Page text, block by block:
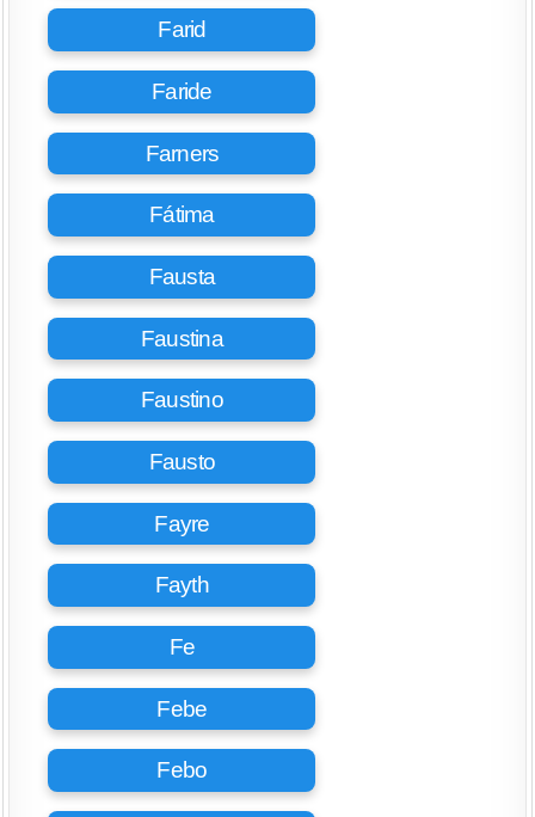
Farid
Faride
Farners
Fátima
Fausta
Faustina
Faustino
Fausto
Fayre
Fayth
Fe
Febe
Febo